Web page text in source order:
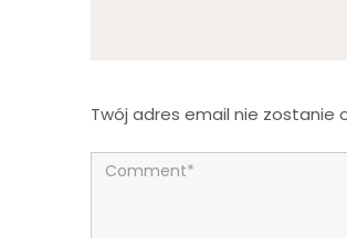
Twój adres email nie zostanie